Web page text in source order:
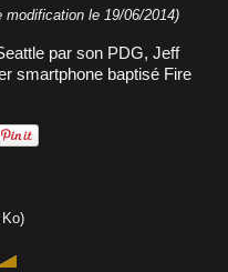
modification le 19/06/2014)
par son PDG, Jeff
smartphone baptisé Fire